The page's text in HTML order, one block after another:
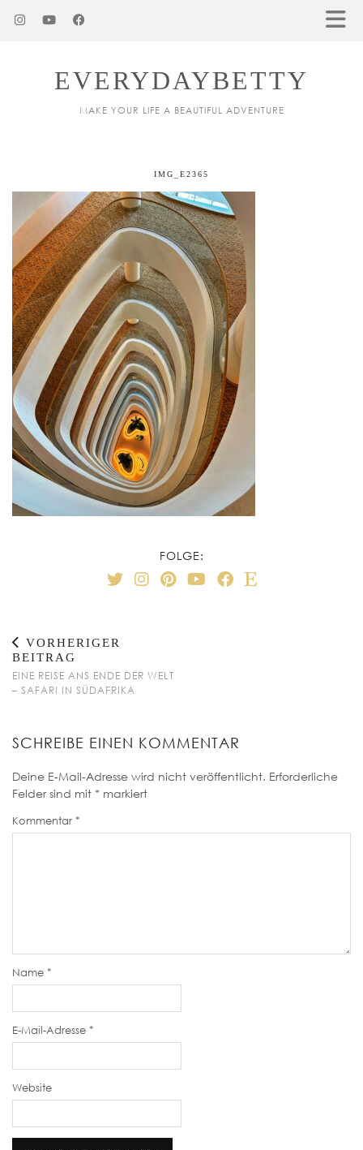
EVERYDAYBETTY
MAKE YOUR LIFE A BEAUTIFUL ADVENTURE
IMG_E2365
FOLGE:
VORHERIGER
BEITRAG
EINE REISE ANS ENDE DER WELT
– SAFARI IN SÜDAFRIKA
SCHREIBE EINEN KOMMENTAR
Deine E-Mail-Adresse wird nicht veröffentlicht. Erforderliche
Felder sind mit * markiert
Kommentar *
Name *
E-Mail-Adresse *
Website